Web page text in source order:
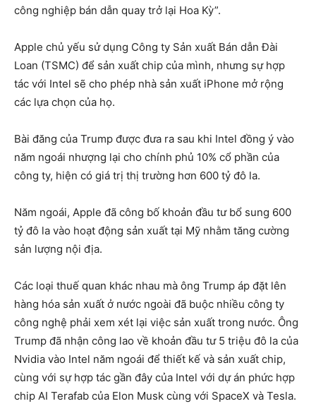
công nghiệp bán dẫn quay trở lại Hoa Kỳ”.
Apple chủ yếu sử dụng Công ty Sản xuất Bán dẫn Đài
Loan (TSMC) để sản xuất chip của mình, nhưng sự hợp
tác với Intel sẽ cho phép nhà sản xuất iPhone mở rộng
các lựa chọn của họ.
Bài đăng của Trump được đưa ra sau khi Intel đồng ý vào
năm ngoái nhượng lại cho chính phủ 10% cổ phần của
công ty, hiện có giá trị thị trường hơn 600 tỷ đô la.
Năm ngoái, Apple đã công bố khoản đầu tư bổ sung 600
tỷ đô la vào hoạt động sản xuất tại Mỹ nhằm tăng cường
sản lượng nội địa.
Các loại thuế quan khác nhau mà ông Trump áp đặt lên
hàng hóa sản xuất ở nước ngoài đã buộc nhiều công ty
công nghệ phải xem xét lại việc sản xuất trong nước. Ông
Trump đã nhận công lao về khoản đầu tư 5 triệu đô la của
Nvidia vào Intel năm ngoái để thiết kế và sản xuất chip,
cùng với sự hợp tác gần đây của Intel với dự án phức hợp
chip AI Terafab của Elon Musk cùng với SpaceX và Tesla.